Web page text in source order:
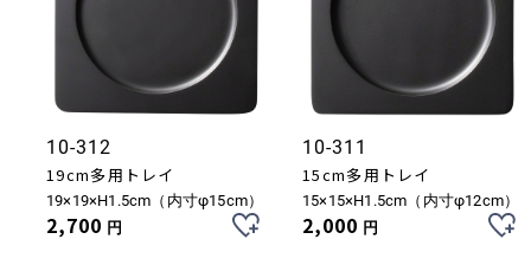
10-312
19cm多用トレイ
19×19×H1.5cm（内寸φ15cm）
2,700 円
10-311
15cm多用トレイ
15×15×H1.5cm（内寸φ12cm）
2,000 円